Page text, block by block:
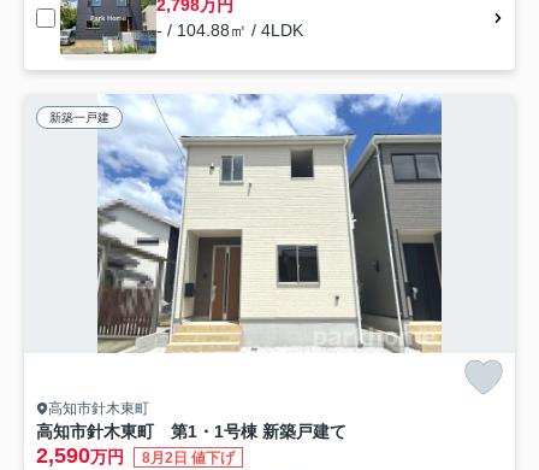
2,798万円
- / 104.88㎡ / 4LDK
新築一戸建
高知市針木東町
高知市針木東町 第1・1号棟 新築戸建て
2,590万円 8月2日 値下げ